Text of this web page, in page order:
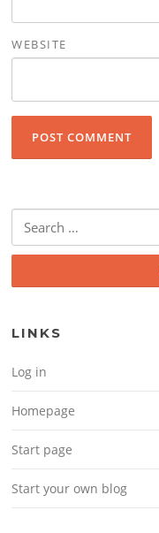
WEBSITE
Search for:
LINKS
Log in
Homepage
Start page
Start your own blog